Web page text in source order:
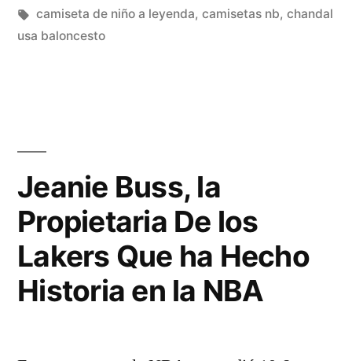
en
Etiquetas:
camiseta de niño a leyenda, camisetas nb, chandal
usa baloncesto
Jeanie Buss, la
Propietaria De los
Lakers Que ha Hecho
Historia en la NBA